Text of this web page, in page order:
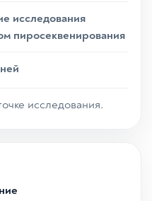
исследования
пиросеквенирования
исследования.